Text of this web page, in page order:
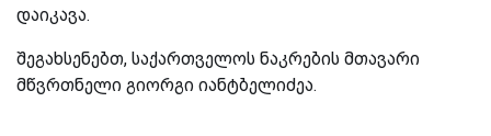
დაიკავა.
შეგახსენებთ, საქართველოს ნაკრების მთავარი
მწვრთნელი გიორგი იანტბელიძეა.